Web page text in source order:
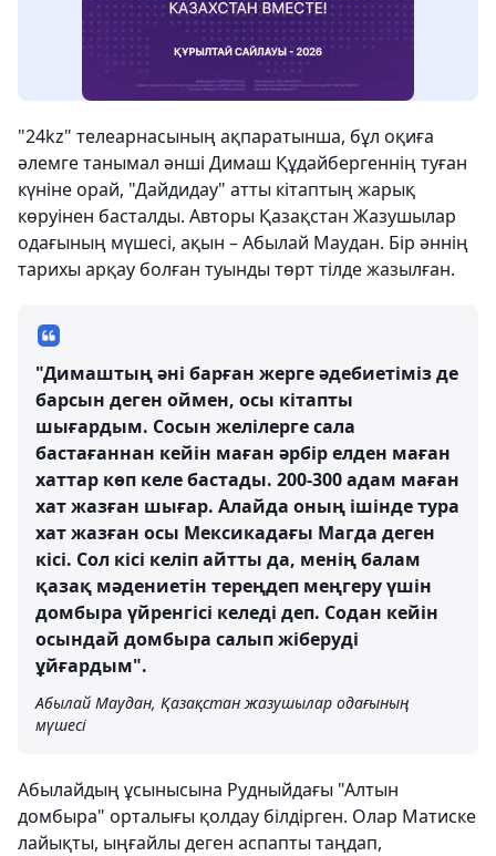
"24kz" телеарнасының ақпаратынша, бұл оқиға
әлемге танымал әнші Димаш Құдайбергеннің туған
күніне орай, "Дайдидау" атты кітаптың жарық
көруінен басталды. Авторы Қазақстан Жазушылар
одағының мүшесі, ақын – Абылай Маудан. Бір әннің
тарихы арқау болған туынды төрт тілде жазылған.
"Димаштың әні барған жерге әдебиетіміз де
барсын деген оймен, осы кітапты
шығардым. Сосын желілерге сала
бастағаннан кейін маған әрбір елден маған
хаттар көп келе бастады. 200-300 адам маған
хат жазған шығар. Алайда оның ішінде тура
хат жазған осы Мексикадағы Магда деген
кісі. Сол кісі келіп айтты да, менің балам
қазақ мәдениетін тереңдеп меңгеру үшін
домбыра үйренгісі келеді деп. Содан кейін
осындай домбыра салып жіберуді
ұйғардым".
Абылай Маудан, Қазақстан жазушылар одағының
мүшесі
Абылайдың ұсынысына Рудныйдағы "Алтын
домбыра" орталығы қолдау білдірген. Олар Матиске
лайықты, ыңғайлы деген аспапты таңдап,